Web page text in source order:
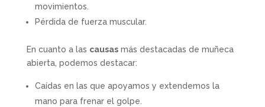
movimientos.
Pérdida de fuerza muscular.
En cuanto a las causasmás destacadas de muñeca
abierta, podemos destacar:
Caídas en las que apoyamos y extendemos la
mano para frenar el golpe.